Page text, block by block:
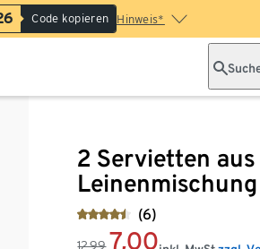
Code kopieren Hinweis*
2 Servietten aus
Leinenmischung
(6)
12,99 7,00